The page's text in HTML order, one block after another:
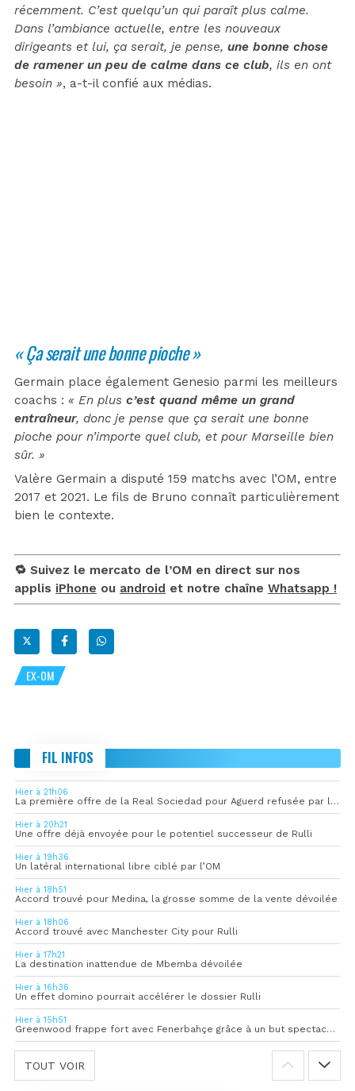
récemment. C’est quelqu’un qui paraît plus calme.
Dans l’ambiance actuelle, entre les nouveaux
dirigeants et lui, ça serait, je pense, une bonne chose
de ramener un peu de calme dans ce club, ils en ont
besoin », a-t-il confié aux médias.
« Ça serait une bonne pioche »
Germain place également Genesio parmi les meilleurs
coachs : « En plus c’est quand même un grand
entraîneur, donc je pense que ça serait une bonne
pioche pour n’importe quel club, et pour Marseille bien
sûr. »
Valère Germain a disputé 159 matchs avec l’OM, entre
2017 et 2021. Le fils de Bruno connaît particulièrement
bien le contexte.
🔁 Suivez le mercato de l’OM en direct sur nos
applis iPhone ou android et notre chaîne Whatsapp !
EX-OM
FIL INFOS
Hier à 21h06
La première offre de la Real Sociedad pour Aguerd refusée par l’OM
Hier à 20h21
Une offre déjà envoyée pour le potentiel successeur de Rulli
Hier à 19h36
Un latéral international libre ciblé par l’OM
Hier à 18h51
Accord trouvé pour Medina, la grosse somme de la vente dévoilée
Hier à 18h06
Accord trouvé avec Manchester City pour Rulli
Hier à 17h21
La destination inattendue de Mbemba dévoilée
Hier à 16h36
Un effet domino pourrait accélérer le dossier Rulli
Hier à 15h51
Greenwood frappe fort avec Fenerbahçe grâce à un but spectaculaire
TOUT VOIR